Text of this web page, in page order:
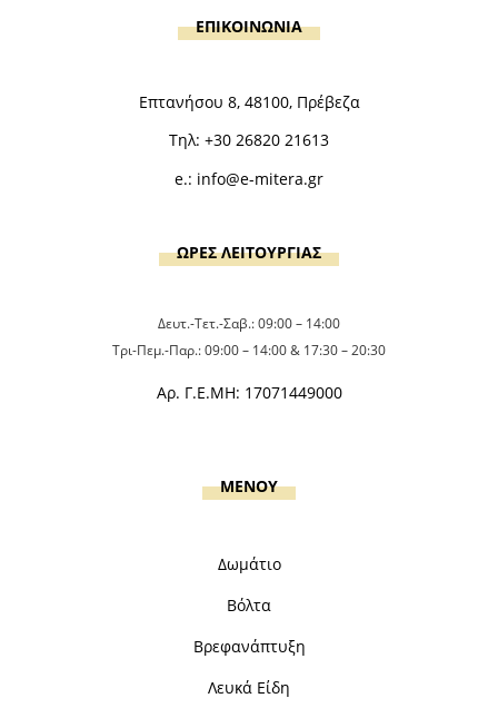
ΕΠΙΚΟΙΝΩΝΙΑ
Επτανήσου 8, 48100, Πρέβεζα
Τηλ: +30 26820 21613
e.: info@e-mitera.gr
ΩΡΕΣ ΛΕΙΤΟΥΡΓΙΑΣ
Δευτ.-Τετ.-Σαβ.: 09:00 – 14:00
Τρι-Πεμ.-Παρ.: 09:00 – 14:00 & 17:30 – 20:30
Αρ. Γ.Ε.ΜΗ: 17071449000
MENOY
Δωμάτιο
Βόλτα
Βρεφανάπτυξη
Λευκά Είδη